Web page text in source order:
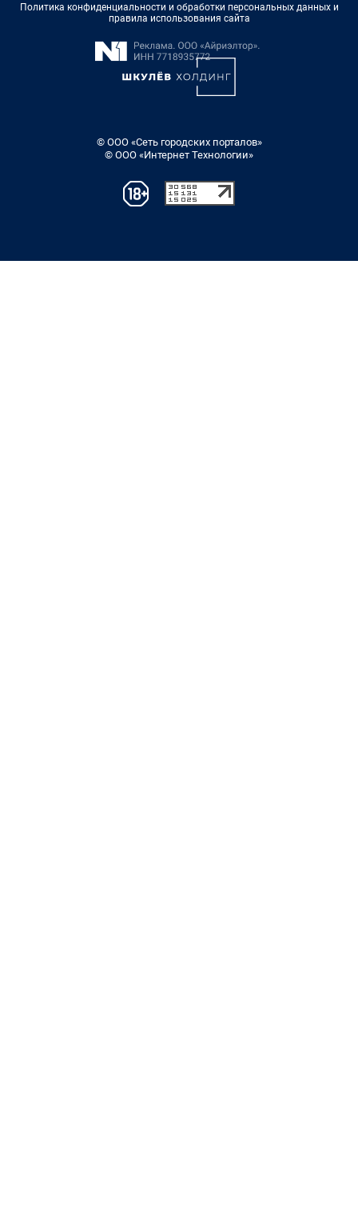
Политика конфиденциальности и обработки персональных данных и
правила использования сайта
© ООО «Сеть городских порталов»
© ООО «Интернет Технологии»